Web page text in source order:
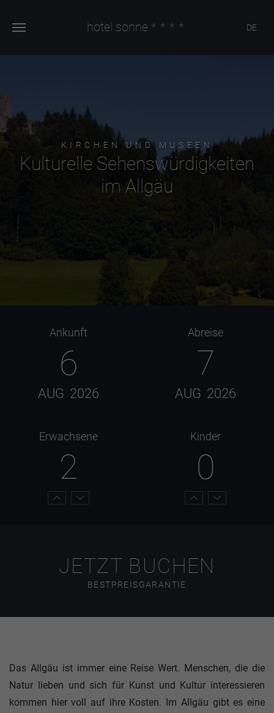
hotel sonne **** DE
KIRCHEN UND MUSEEN
Kulturelle Sehenswürdigkeiten
im Allgäu
Ankunft
6
AUG 2026
Abreise
7
AUG 2026
Erwachsene
2
Kinder
0
JETZT BUCHEN
BESTPREISGARANTIE
Das Allgäu ist immer eine Reise Wert. Menschen, die die
Natur lieben und sich für Kunst und Kultur interessieren
kommen hier voll auf ihre Kosten. Im Allgäu gibt es eine